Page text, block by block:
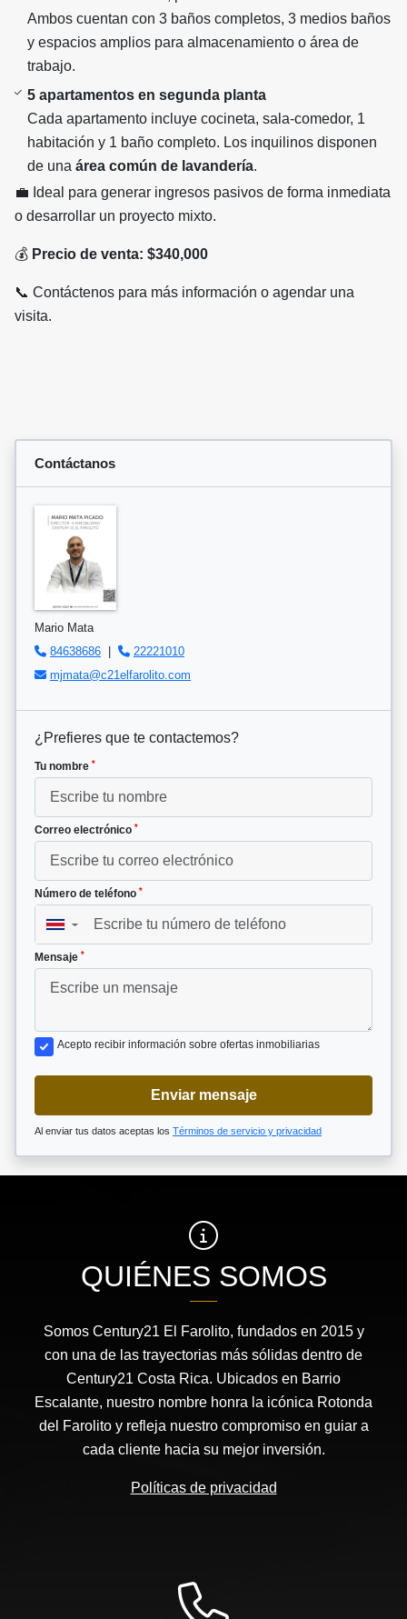
Ambos cuentan con 3 baños completos, 3 medios baños
y espacios amplios para almacenamiento o área de
trabajo.
5 apartamentos en segunda planta
Cada apartamento incluye cocineta, sala-comedor, 1
habitación y 1 baño completo. Los inquilinos disponen
de una área común de lavandería.
💼 Ideal para generar ingresos pasivos de forma inmediata
o desarrollar un proyecto mixto.
💰 Precio de venta: $340,000
📞 Contáctenos para más información o agendar una
visita.
Contáctanos
Mario Mata
84638686
22221010
mjmata@c21elfarolito.com
¿Prefieres que te contactemos?
Tu nombre *
Correo electrónico *
Número de teléfono *
▼
Mensaje *
Acepto recibir información sobre ofertas inmobiliarias
Enviar mensaje
Al enviar tus datos aceptas los Términos de servicio y privacidad
QUIÉNES SOMOS
Somos Century21 El Farolito, fundados en 2015 y
con una de las trayectorias más sólidas dentro de
Century21 Costa Rica. Ubicados en Barrio
Escalante, nuestro nombre honra la icónica Rotonda
del Farolito y refleja nuestro compromiso en guiar a
cada cliente hacia su mejor inversión.
Políticas de privacidad